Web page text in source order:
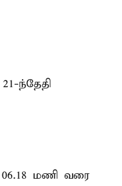
ந்தேதி
மணி வரை